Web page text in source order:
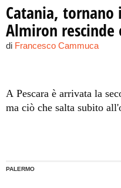
Catania,
Almiron rescinde
di Francesco Cammuca
A Pescara è arrivata la
ma ciò che salta subito
PALERMO